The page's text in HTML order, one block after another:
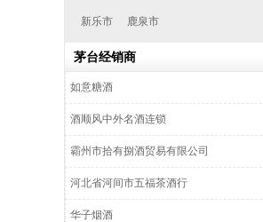
新乐市 鹿泉市
茅台经销商
如意糖酒
酒顺风中外名酒连锁
霸州市拾有捌酒贸易有限公司
河北省河间市五福茶酒行
华子烟酒